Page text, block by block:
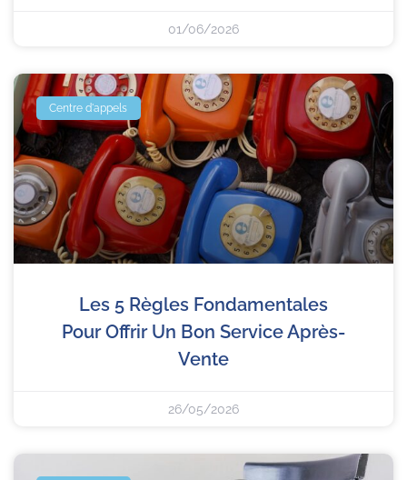
01/06/2026
Centre d'appels
Les 5 Règles Fondamentales
Pour Offrir Un Bon Service Après-
Vente
26/05/2026